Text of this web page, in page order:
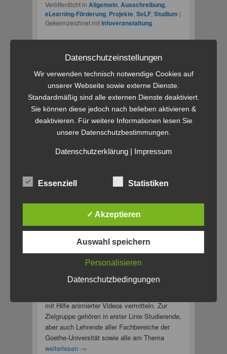
Veröffentlicht in Allgemein, Ausschreibung,
eLearning-Förderung, Projekte, SeLF, Studium |
Gekennzeichnet mitInfoveranstaltung
Erklärfilm des SeLF-
Projektes „Watch &
Write“ für FraMediale-
Preis 2015 nominiert
Veröffentlicht am29. Juli 2015vonbvarzic
Inhalte rund um das Thema
mit Hilfe animierter Videos vermitteln. Zur
Zielgruppe gehören in erster Linie Studierende,
aber auch Lehrende aller Fachbereiche der
Goethe-Universität sowie alle am Thema
weiterlesen →
Datenschutzeinstellungen
Wir verwenden technisch notwendige Cookies auf
unserer Webseite sowie externe Dienste.
Standardmäßig sind alle externen Dienste deaktiviert.
Sie können diese jedoch nach belieben aktivieren &
deaktivieren. Für weitere Informationen lesen Sie
unsere Datenschutzbestimmungen.
Datenschutzerklärung| Impressum
Essenziell Statistiken
✓ Akzeptieren
Auswahl speichern
Personalisieren
Datenschutzbedingungen